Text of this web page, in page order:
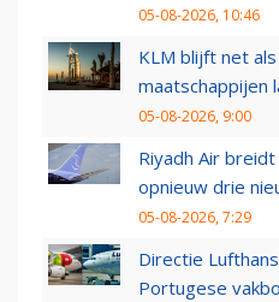
05-08-2026, 10:46
KLM blijft net
maatschappijen
05-08-2026, 9:00
Riyadh Air
opnieuw drie
05-08-2026, 7:29
Directie
Portugese